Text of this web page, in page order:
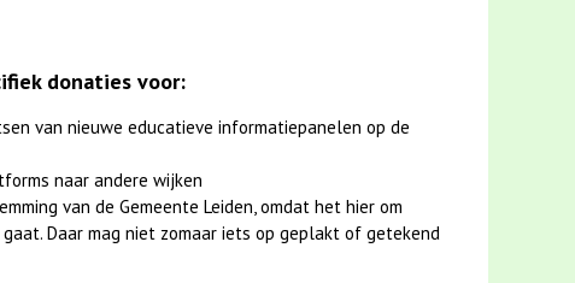
donaties voor:
van nieuwe educatieve informatiepanelen op de
naar andere wijken
van de Gemeente Leiden, omdat het hier om
Daar mag niet zomaar iets op geplakt of getekend